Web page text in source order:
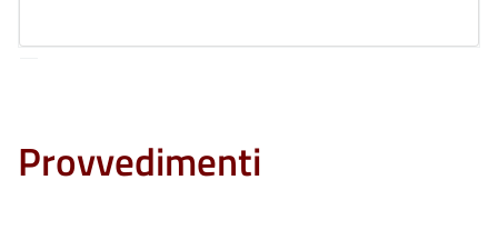
Provvedimenti